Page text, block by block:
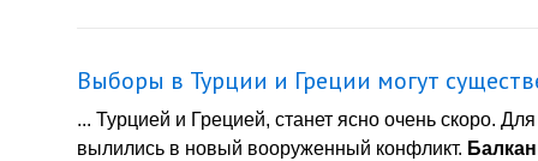
Выборы в Турции и Греции могут
... Турцией и Грецией, станет ясно очень скоро.
вылились в новый вооруженный конфликт.